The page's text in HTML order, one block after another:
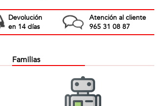
Devolución
en 14 días
Atención al cliente
965 31 08 87
Familias